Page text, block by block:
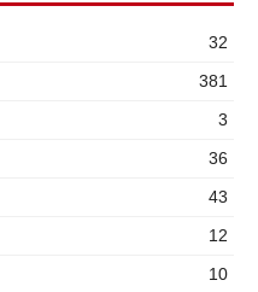
32
381
3
36
43
12
10